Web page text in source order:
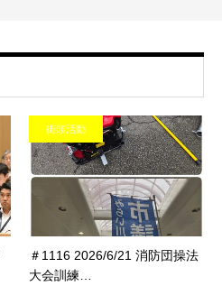
街頭活動
＃1116 2026/6/21 消防団操法
大会訓練…